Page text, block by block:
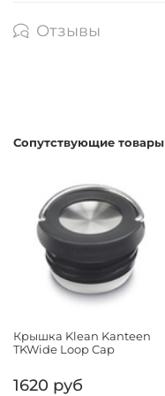
Отзывы
Сопутствующие товары
Крышка Klean Kanteen
TKWide Loop Cap
1620 руб